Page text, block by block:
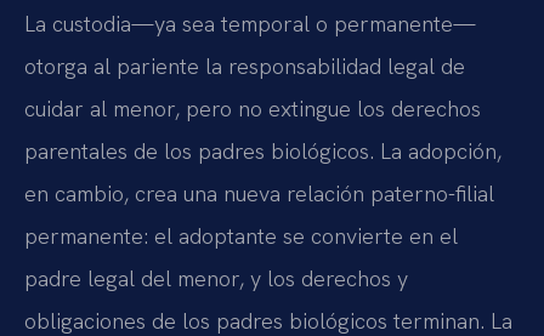
La custodia—ya sea temporal o permanente—
otorga al pariente la responsabilidad legal de
cuidar al menor, pero no extingue los derechos
parentales de los padres biológicos. La adopción,
en cambio, crea una nueva relación paterno-filial
permanente: el adoptante se convierte en el
padre legal del menor, y los derechos y
obligaciones de los padres biológicos terminan. La